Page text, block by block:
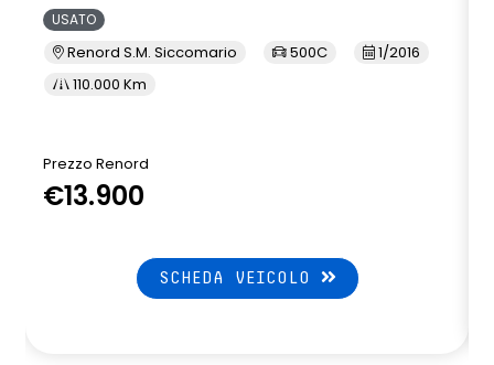
USATO
Renord S.M. Siccomario 500C
1/2016
110.000 Km
Prezzo Renord
€13.900
SCHEDA VEICOLO